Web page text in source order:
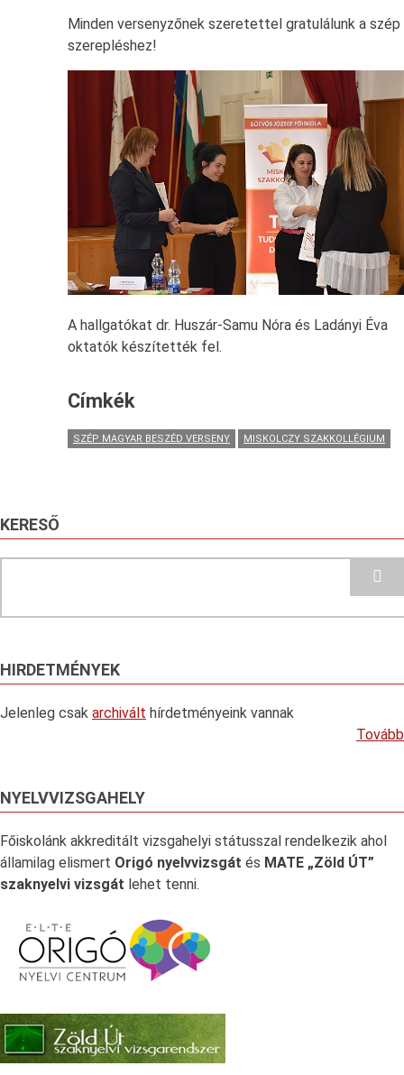
Minden versenyzőnek szeretettel gratulálunk a szép
szerepléshez!
A hallgatókat dr. Huszár-Samu Nóra és Ladányi Éva
oktatók készítették fel.
Címkék
SZÉP MAGYAR BESZÉD VERSENY MISKOLCZY SZAKKOLLÉGIUM
KERESŐ
HIRDETMÉNYEK
Jelenleg csak archivált hírdetményeink vannak
Tovább
NYELVVIZSGAHELY
Főiskolánk akkreditált vizsgahelyi státusszal rendelkezik ahol
államilag elismert Origó nyelvvizsgát és MATE „Zöld ÚT”
szaknyelvi vizsgát lehet tenni.